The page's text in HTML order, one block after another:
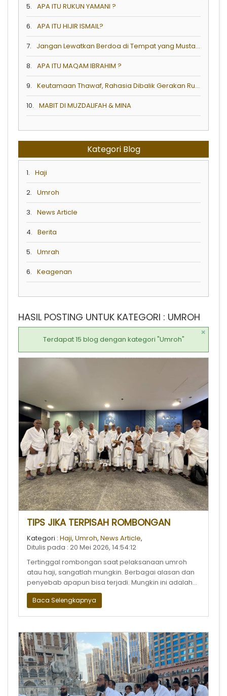
HASIL POSTING UNTUK KATEGORI : UMROH
Terdapat 15 blog dengan kategori "Umroh"
×
TIPS JIKA TERPISAH ROMBONGAN
Kategori : Haji, Umroh, News Article,
Ditulis pada : 20 Mei 2026, 14:54:12
Tertinggal rombongan saat pelaksanaan umroh
atau haji, sangatlah mungkin. Berbagai alasan dan
penyebab apapun bisa terjadi. Mungkin ini adalah
salah satu ujian bagi kita untuk
Baca Selengkapnya
5. APA ITU RUKUN YAMANI ?
6. APA ITU HIJIR ISMAIL?
7. Jangan Lewatkan Berdoa di Tempat yang Mustajab Berikut Ketika Umrah
8. APA ITU MAQAM IBRAHIM ?
9. Keutamaan Thawaf, Rahasia Dibalik Gerakan Rukun Thawaf Dalam Haji dan Umrah
10. MABIT DI MUZDALIFAH & MINA
Kategori Blog
1. Haji
2. Umroh
3. News Article
4. Berita
5. Umrah
6. Keagenan